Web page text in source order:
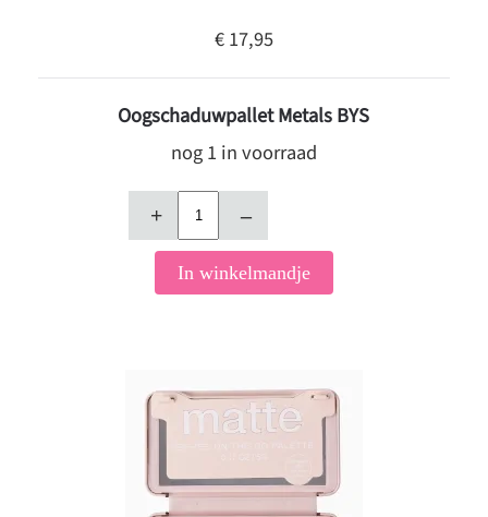
€ 17,95
Oogschaduwpallet Metals BYS
nog 1 in voorraad
+ –
In winkelmandje